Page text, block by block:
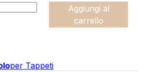
Aggiungi al
carrello
per Tappeti